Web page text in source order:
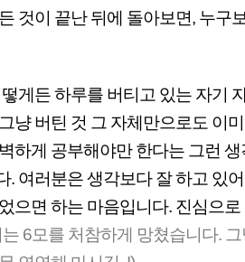
것이 끝난 뒤에 돌아보면, 누구
게든 하루를 버티고 있는 자기
냥 버틴 것 그 자체만으로도 이
하게 공부해야만 한다는 그런
. 여러분은 생각보다 잘 하고 있
으면 하는 마음입니다. 진심으
6모를 처참하게 망쳤습니다.